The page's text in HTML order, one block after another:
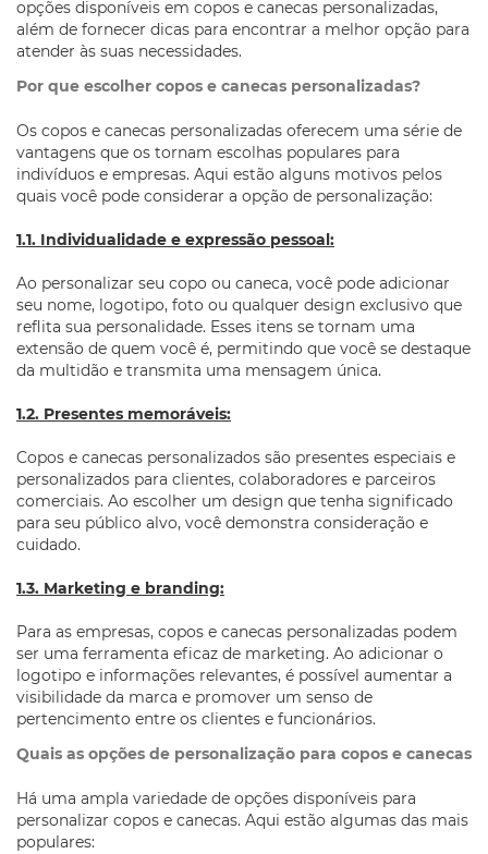
opções disponíveis em copos e canecas personalizadas,
além de fornecer dicas para encontrar a melhor opção para
atender às suas necessidades.
Por que escolher copos e canecas personalizadas?
Os copos e canecas personalizadas oferecem uma série de
vantagens que os tornam escolhas populares para
indivíduos e empresas. Aqui estão alguns motivos pelos
quais você pode considerar a opção de personalização:
1.1. Individualidade e expressão pessoal:
Ao personalizar seu copo ou caneca, você pode adicionar
seu nome, logotipo, foto ou qualquer design exclusivo que
reflita sua personalidade. Esses itens se tornam uma
extensão de quem você é, permitindo que você se destaque
da multidão e transmita uma mensagem única.
1.2. Presentes memoráveis:
Copos e canecas personalizados são presentes especiais e
personalizados para clientes, colaboradores e parceiros
comerciais. Ao escolher um design que tenha significado
para seu público alvo, você demonstra consideração e
cuidado.
1.3. Marketing e branding:
Para as empresas, copos e canecas personalizadas podem
ser uma ferramenta eficaz de marketing. Ao adicionar o
logotipo e informações relevantes, é possível aumentar a
visibilidade da marca e promover um senso de
pertencimento entre os clientes e funcionários.
Quais as opções de personalização para copos e canecas
Há uma ampla variedade de opções disponíveis para
personalizar copos e canecas. Aqui estão algumas das mais
populares: